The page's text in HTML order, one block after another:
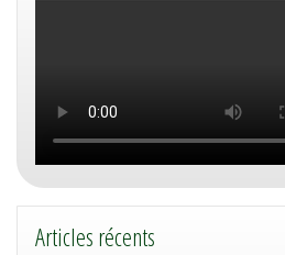
Articles récents